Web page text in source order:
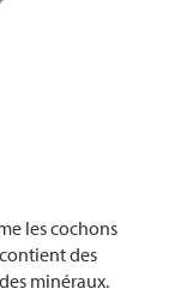
les cochons
contient des
minéraux.